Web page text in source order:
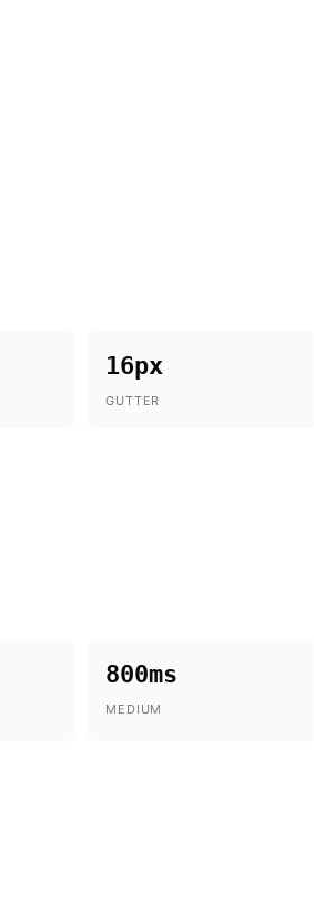
16px
GUTTER
800ms
MEDIUM